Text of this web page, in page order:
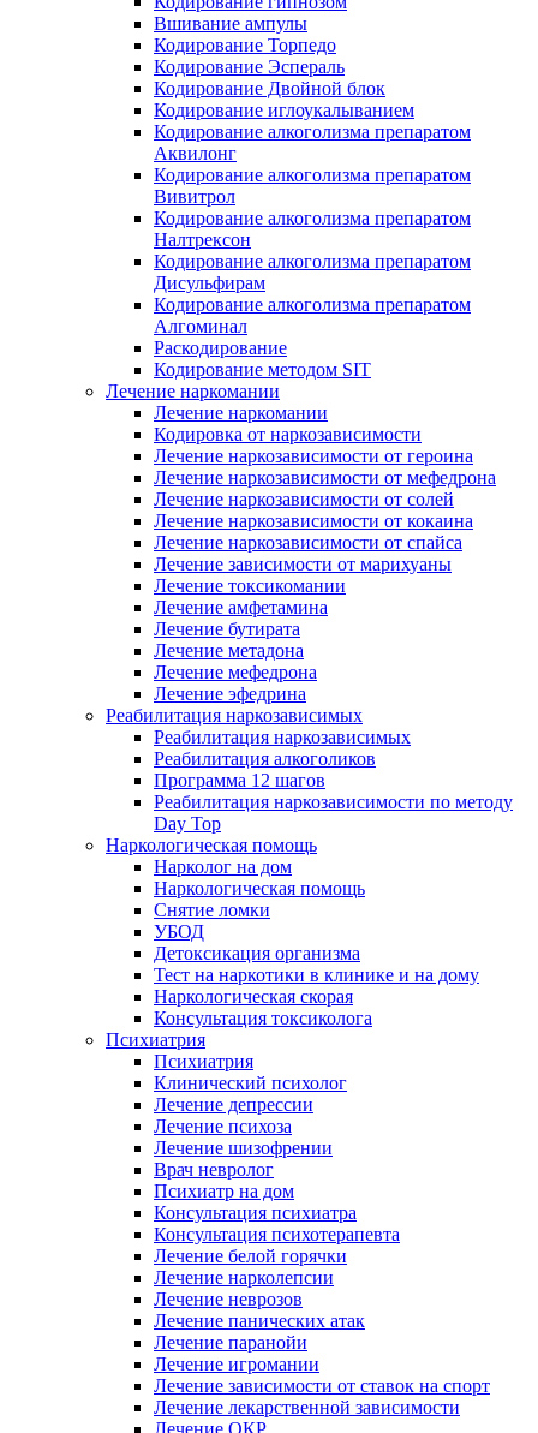
Вшивание ампулы
Кодирование Торпедо
Кодирование Эспераль
Кодирование Двойной блок
Кодирование иглоукалыванием
Кодирование алкоголизма препаратом
Аквилонг
Кодирование алкоголизма препаратом
Вивитрол
Кодирование алкоголизма препаратом
Налтрексон
Кодирование алкоголизма препаратом
Дисульфирам
Кодирование алкоголизма препаратом
Алгоминал
Раскодирование
Кодирование методом SIT
Лечение наркомании
Лечение наркомании
Кодировка от наркозависимости
Лечение наркозависимости от героина
Лечение наркозависимости от мефедрона
Лечение наркозависимости от солей
Лечение наркозависимости от кокаина
Лечение наркозависимости от спайса
Лечение зависимости от марихуаны
Лечение токсикомании
Лечение амфетамина
Лечение бутирата
Лечение метадона
Лечение мефедрона
Лечение эфедрина
Реабилитация наркозависимых
Реабилитация наркозависимых
Реабилитация алкоголиков
Программа 12 шагов
Реабилитация наркозависимости по методу
Day Top
Наркологическая помощь
Нарколог на дом
Наркологическая помощь
Снятие ломки
УБОД
Детоксикация организма
Тест на наркотики в клинике и на дому
Наркологическая скорая
Консультация токсиколога
Психиатрия
Психиатрия
Клинический психолог
Лечение депрессии
Лечение психоза
Лечение шизофрении
Врач невролог
Психиатр на дом
Консультация психиатра
Консультация психотерапевта
Лечение белой горячки
Лечение нарколепсии
Лечение неврозов
Лечение панических атак
Лечение паранойи
Лечение игромании
Лечение зависимости от ставок на спорт
Лечение лекарственной зависимости
Лечение ОКР